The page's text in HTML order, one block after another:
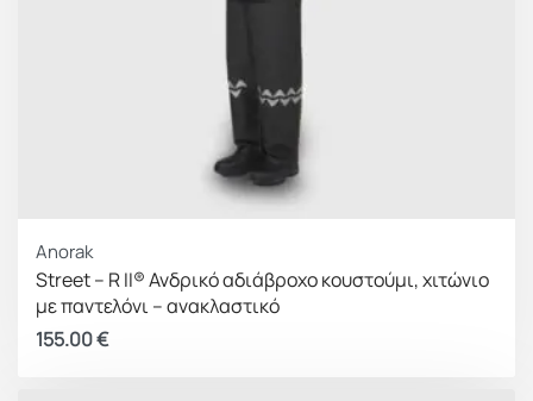
Anorak
Street – R II® Ανδρικό αδιάβροχο κουστούμι, χιτώνιο
με παντελόνι – ανακλαστικό
155.00€